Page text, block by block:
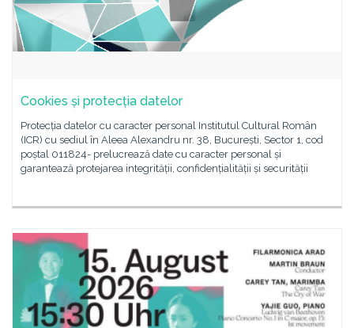
Cookies și protecția datelor
Protecția datelor cu caracter personal Institutul Cultural Român
(ICR) cu sediul în Aleea Alexandru nr. 38, București, Sector 1, cod
poștal 011824- prelucrează date cu caracter personal și
garantează protejarea integrității, confidențialității și securității